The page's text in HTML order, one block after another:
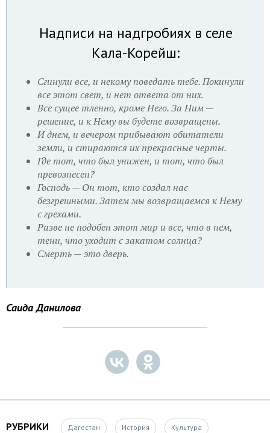
Надписи на надгробиях в селе
Кала-Корейш:
Сгинули все, и некому поведать тебе. Покинули
все этот свет, и нет ответа от них.
Все сущее тленно, кроме Него. За Ним —
решение, и к Нему вы будете возвращены.
И днем, и вечером прибывают обитатели
земли, и стираются их прекрасные черты.
Где тот, что был унижен, и тот, что был
превознесен?
Господь — Он тот, кто создал нас
безгрешными. Затем мы возвращаемся к Нему
с грехами.
Разве не подобен этот мир и все, что в нем,
тени, что уходит с закатом солнца?
Смерть — это дверь.
Саида Данилова
РУБРИКИ Дагестан История Культура